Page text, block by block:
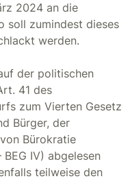
2024 an die
soll zumindest dieses
werden.
der politischen
41 des
zum Vierten Gesetz
Bürger, der
Bürokratie
IV) abgelesen
teilweise den